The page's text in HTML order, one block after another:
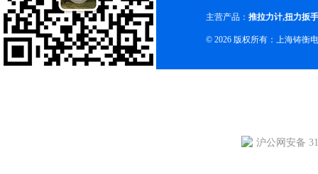
主营产品： 推拉力计,扭力扳手
© 2026 版权所有：上海铸衡
沪公网安备